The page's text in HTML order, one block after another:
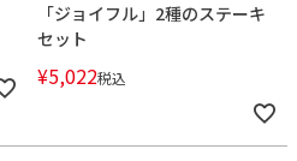
「ジョイフル」2種のステーキ
セット
¥5,022税込